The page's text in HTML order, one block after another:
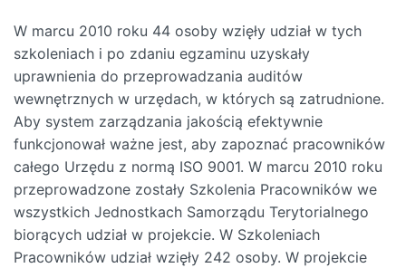
W marcu 2010 roku 44 osoby wzięły udział w tych
szkoleniach i po zdaniu egzaminu uzyskały
uprawnienia do przeprowadzania auditów
wewnętrznych w urzędach, w których są zatrudnione.
Aby system zarządzania jakością efektywnie
funkcjonował ważne jest, aby zapoznać pracowników
całego Urzędu z normą ISO 9001. W marcu 2010 roku
przeprowadzone zostały Szkolenia Pracowników we
wszystkich Jednostkach Samorządu Terytorialnego
biorących udział w projekcie. W Szkoleniach
Pracowników udział wzięły 242 osoby. W projekcie